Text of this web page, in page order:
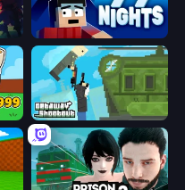
99 Nights (Bloxd.io)
Getaway Shootout